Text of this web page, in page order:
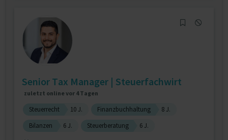
Senior Tax Manager | Steuerfachwirt
zuletzt online vor 4 Tagen
Steuerrecht 10 J. Finanzbuchhaltung
8 J.
Bilanzen
6 J. Steuerberatung 6 J.